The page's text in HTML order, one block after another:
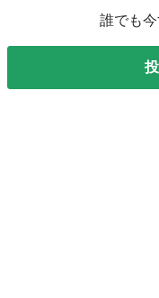
誰でも